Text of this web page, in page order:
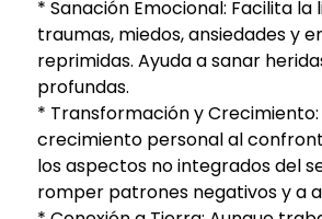
* Sanación Emocional: Facilita la
traumas, miedos, ansiedades y
reprimidas. Ayuda a sanar
profundas.
* Transformación y
crecimiento personal al
los aspectos no integrados del
romper patrones negativos y a